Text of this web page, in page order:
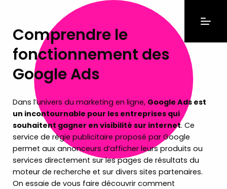
Comprendre le
fonctionnement des
Google Ads
Dans l’univers du marketing en ligne, Google Ads est
un incontournable pour les entreprises qui
souhaitent gagner en visibilité sur internet. Ce
service de régie publicitaire proposé par Google
permet aux annonceurs d’afficher leurs produits ou
services directement sur les pages de résultats du
moteur de recherche et sur divers sites partenaires.
On essaie de vous faire découvrir comment